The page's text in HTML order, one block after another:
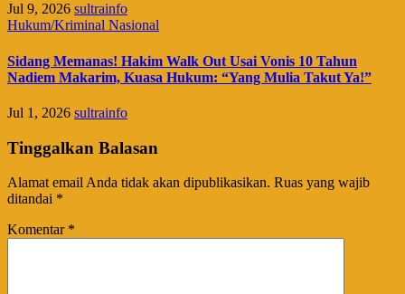
Jul 9, 2026 sultrainfo
Hukum/Kriminal Nasional
Sidang Memanas! Hakim Walk Out Usai Vonis 10 Tahun
Nadiem Makarim, Kuasa Hukum: “Yang Mulia Takut Ya!”
Jul 1, 2026 sultrainfo
Tinggalkan Balasan
Alamat email Anda tidak akan dipublikasikan. Ruas yang wajib
ditandai *
Komentar *